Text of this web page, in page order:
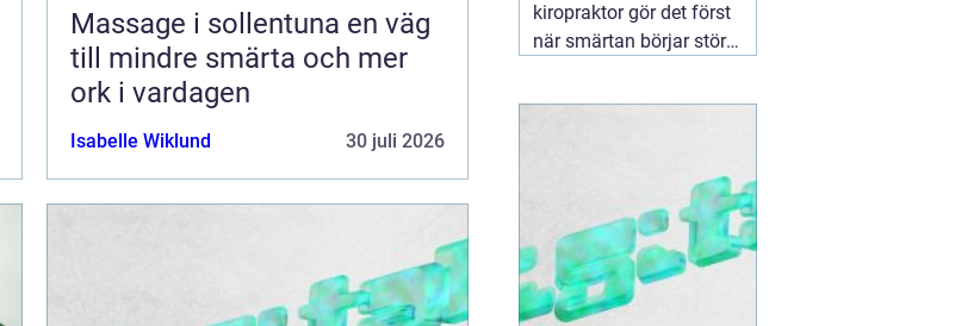
Massage i sollentuna en väg
till mindre smärta och mer
ork i vardagen
Isabelle Wiklund 30 juli 2026
kiropraktor gör det först
när smärtan börjar störa
Ryggont, stel nacke eller
som att jobba, sova eller
träna betydligt svårare.
För den som letar efter
en 30 juni 2026